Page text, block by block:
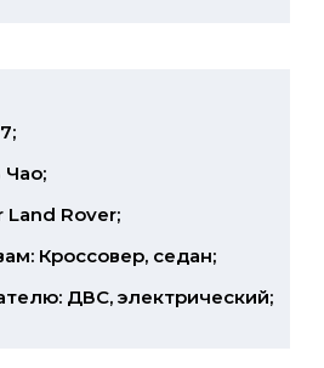
Чао;
Land Rover;
Кроссовер, седан;
ДВС, электрический;